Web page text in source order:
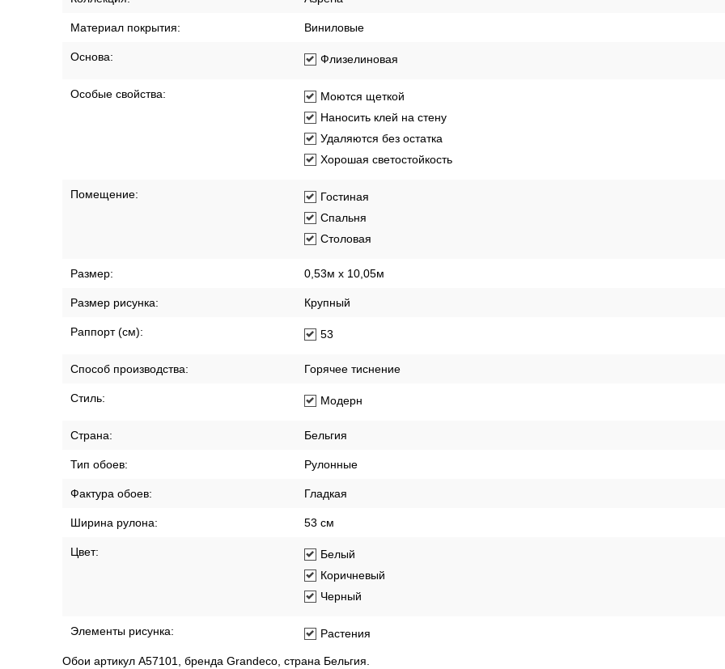
Материал покрытия: Виниловые
Основа: Флизелиновая
Особые свойства:
Моются щеткой
Наносить клей на стену
Удаляются без остатка
Хорошая светостойкость
Помещение:
Гостиная
Спальня
Столовая
Размер: 0,53м x 10,05м
Размер рисунка: Крупный
Раппорт (см): 53
Способ производства: Горячее тиснение
Стиль: Модерн
Страна: Бельгия
Тип обоев: Рулонные
Фактура обоев: Гладкая
Ширина рулона: 53 см
Цвет:
Белый
Коричневый
Черный
Элементы рисунка: Растения
Обои артикул A57101, бренда Grandeco, страна Бельгия.